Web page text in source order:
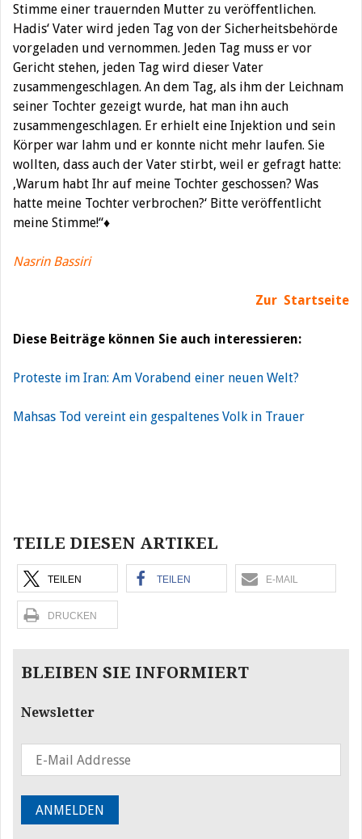
Stimme einer trauernden Mutter zu veröffentlichen.
Hadis‘ Vater wird jeden Tag von der Sicherheitsbehörde
vorgeladen und vernommen. Jeden Tag muss er vor
Gericht stehen, jeden Tag wird dieser Vater
zusammengeschlagen. An dem Tag, als ihm der Leichnam
seiner Tochter gezeigt wurde, hat man ihn auch
zusammengeschlagen. Er erhielt eine Injektion und sein
Körper war lahm und er konnte nicht mehr laufen. Sie
wollten, dass auch der Vater stirbt, weil er gefragt hatte:
‚Warum habt Ihr auf meine Tochter geschossen? Was
hatte meine Tochter verbrochen?‘ Bitte veröffentlicht
meine Stimme!“♦
Nasrin Bassiri
Zur Startseite
Diese Beiträge können Sie auch interessieren:
Proteste im Iran: Am Vorabend einer neuen Welt?
Mahsas Tod vereint ein gespaltenes Volk in Trauer
TEILE DIESEN ARTIKEL
TEILEN TEILEN E-MAIL
DRUCKEN
BLEIBEN SIE INFORMIERT
Newsletter